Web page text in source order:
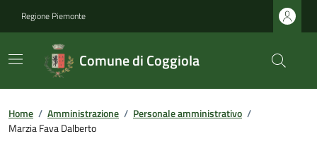
Regione Piemonte
Comune di Coggiola
Home / Amministrazione / Personale amministrativo /
Marzia Fava Dalberto